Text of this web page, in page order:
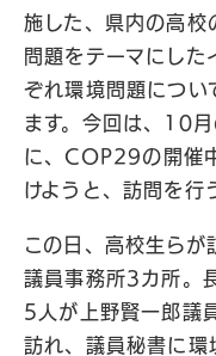
施した、県内の高校
問題をテーマにした
ぞれ環境問題につい
ます。今回は、10
に、COP29の開催
けようと、訪問を行
この日、高校生らが
議員事務所3カ所。
5人が上野賢一郎議
訪れ、議員秘書に環